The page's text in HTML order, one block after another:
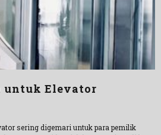
untuk Elevator
sering digemari untuk para pemilik